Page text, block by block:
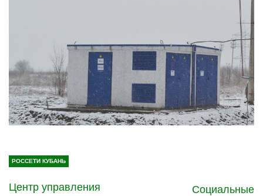
РОССЕТИ КУБАНЬ
Центр управления
Социальные